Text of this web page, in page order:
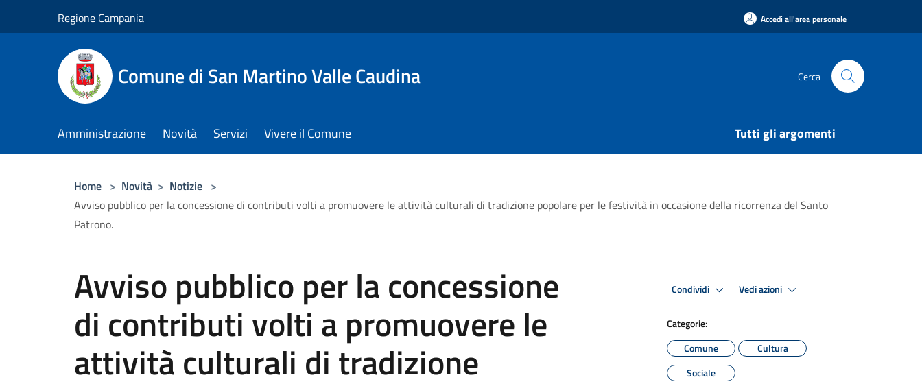
Regione Campania Accedi all'area personale
Comune di San Martino Valle Caudina Cerca
Amministrazione Novità Servizi Vivere il Comune Tutti gli argomenti
Home > Novità > Notizie >
Avviso pubblico per la concessione di contributi volti a promuovere le attività culturali di tradizione popolare per le festività in occasione della ricorrenza del Santo
Patrono.
Avviso pubblico per la concessione
di contributi volti a promuovere le
attività culturali di tradizione
Condividi Vedi azioni
Categorie:
Comune
Cultura
Sociale